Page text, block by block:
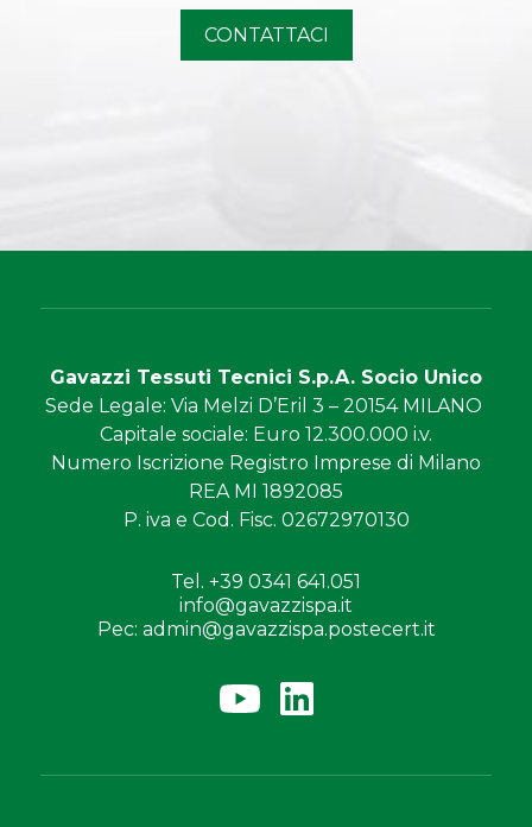
CONTATTACI
Gavazzi Tessuti Tecnici S.p.A. Socio Unico
Sede Legale: Via Melzi D’Eril 3 – 20154 MILANO
Capitale sociale: Euro 12.300.000 i.v.
Numero Iscrizione Registro Imprese di Milano
REA MI 1892085
P. iva e Cod. Fisc. 02672970130
Tel. +39 0341 641.051
info@gavazzispa.it
Pec: admin@gavazzispa.postecert.it